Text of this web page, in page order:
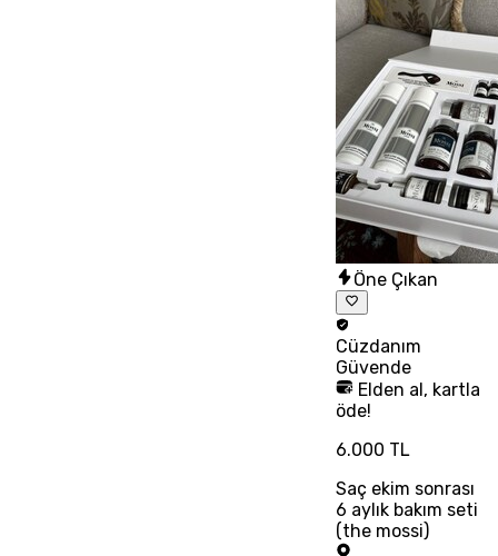
Öne Çıkan
Cüzdanım
Güvende
Elden al, kartla
öde!
6.000 TL
Saç ekim sonrası
6 aylık bakım seti
(the mossi)